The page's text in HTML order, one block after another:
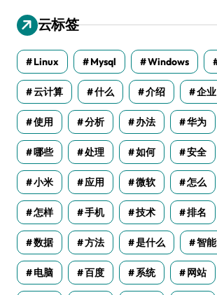
云标签
Linux Mysql Windows
云计算 什么 介绍 企业
使用 分析 办法 华为
哪些 处理 如何 安全
小米 应用 微软 怎么
怎样 手机 技术 排名
数据 方法 是什么 智能
电脑 百度 系统 网站